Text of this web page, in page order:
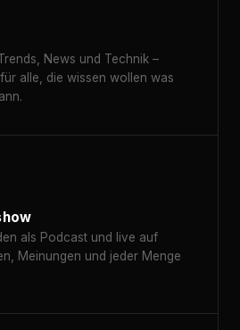
News und Technik –
alle, die wissen wollen was
als Podcast und live auf
Meinungen und jeder Menge